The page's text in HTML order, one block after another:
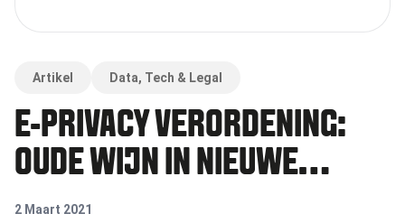
Artikel Data, Tech & Legal
E-PRIVACY VERORDENING:
OUDE WIJN IN NIEUWE
ZAKKEN?
2 Maart 2021